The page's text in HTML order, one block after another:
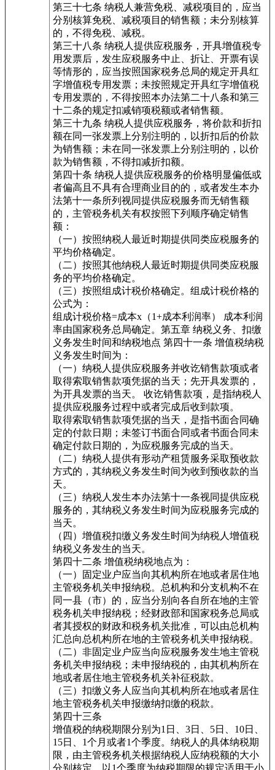
第三十七条 纳税人兼营免税、减税项目的，应当
分别核算免税、减税项目的销售额；未分别核算
的，不得免税、减税。
第三十八条 纳税人提供应税服务，开具增值税专
用发票后，发生应税服务中止、折让、开票有误
等情形的，应当按照国家税务总局的规定开具红
字增值税专用发票；未按照规定开具红字增值税
专用发票的，不得按照本办法第二十八条和第三
十二条的规定扣减销项税额或者销售额。
第三十九条 纳税人提供应税服务，将价款和折扣
额在同一张发票上分别注明的，以折扣后的价款
为销售额；未在同一张发票上分别注明的，以价
款为销售额，不得扣减折扣额。
第四十条 纳税人提供应税服务的价格明显偏低或
者偏高且不具有合理商业目的的，或者发生本办
法第十一条所列视同提供应税服务而无销售额
的，主管税务机关有权按照下列顺序确定销售
额：
（一）按照纳税人最近时期提供同类应税服务的
平均价格确定。
（二）按照其他纳税人最近时期提供同类应税服
务的平均价格确定。
（三）按照组成计税价格确定。组成计税价格的
公式为：
组成计税价格=成本x（1+成本利润率） 成本利润
率由国家税务总局确定。第五章 纳税义务、扣缴
义务发生时间和纳税地点 第四十一条 增值税纳税
义务发生时间为：
（一）纳税人提供应税服务并收讫销售款项或者
取得索取销售款项凭据的当天；先开具发票的，
为开具发票的当天。 收讫销售款项，是指纳税人
提供应税服务过程中或者完成后收到款项。
取得索取销售款项凭据的当天，是指书面合同确
定的付款日期；未签订书面合同或者书面合同未
确定付款日期的，为应税服务完成的当天。
（二）纳税人提供有形动产租赁服务采取预收款
方式的，其纳税义务发生时间为收到预收款的当
天。
（三）纳税人发生本办法第十一条视同提供应税
服务的，其纳税义务发生时间为应税服务完成的
当天。
（四）增值税扣缴义务发生时间为纳税人增值税
纳税义务发生的当天。
第四十二条 增值税纳税地点为：
（一）固定业户应当向其机构所在地或者居住地
主管税务机关申报纳税。总机构和分支机构不在
同一县（市）的，应当分别向各自所在地的主管
税务机关申报纳税；经财政部和国家税务总局或
者其授权的财政和税务机关批准，可以由总机构
汇总向总机构所在地的主管税务机关申报纳税。
（二）非固定业户应当向应税服务发生地主管税
务机关申报纳税；未申报纳税的，由其机构所在
地或者居住地主管税务机关补征税款。
（三）扣缴义务人应当向其机构所在地或者居住
地主管税务机关申报缴纳扣缴的税款。
第四十三条
增值税的纳税期限分别为1日、3日、5日、10日、
15日、1个月或者1个季度。纳税人的具体纳税期
限，由主管税务机关根据纳税人应纳税额的大小
分别核定。以1个季度为纳税期限的规定适用于小